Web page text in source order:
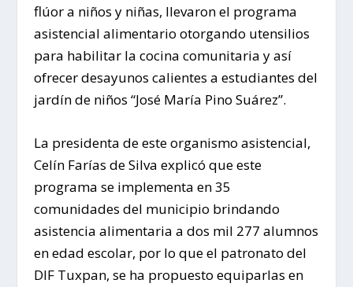
flúor a niños y niñas, llevaron el programa
asistencial alimentario otorgando utensilios
para habilitar la cocina comunitaria y así
ofrecer desayunos calientes a estudiantes del
jardín de niños “José María Pino Suárez”.
La presidenta de este organismo asistencial,
Celín Farías de Silva explicó que este
programa se implementa en 35
comunidades del municipio brindando
asistencia alimentaria a dos mil 277 alumnos
en edad escolar, por lo que el patronato del
DIF Tuxpan, se ha propuesto equiparlas en